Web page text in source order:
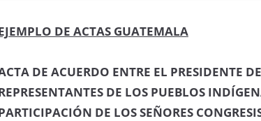
DE ACTAS GUATEMALA
DE ACUERDO ENTRE EL PRESIDENTE
DE LOS PUEBLOS
DE LOS SEÑORES